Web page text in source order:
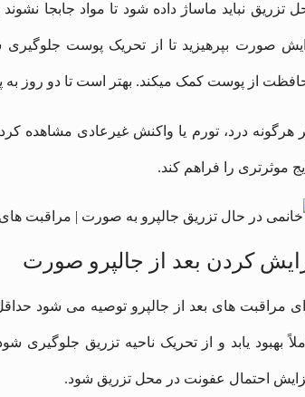
تزریق نباید ماساژ داده شود تا مواد جابجا
از پوست کمک میکند. بهتر است تا دو روز به
هرگونه درد، تورم یا واکنش غیرعادی مشاهده
موثرتری را فراهم کند.
کردن بعد از جالپرو صورت
بهبود یابد و از تحریک ناحیه تزریق جلوگیری
احتمال عفونت در محل تزریق شود.